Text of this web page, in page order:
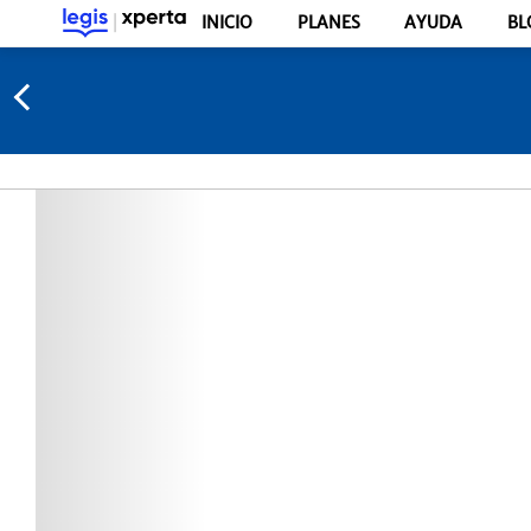
INICIO PLANES AYUDA